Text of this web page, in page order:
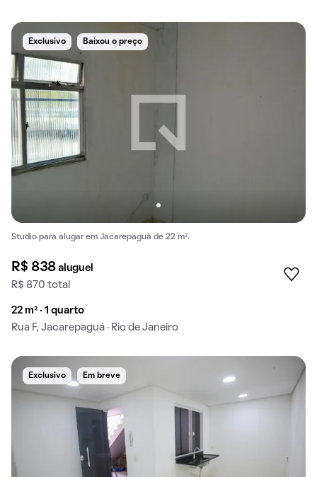
Exclusivo Baixou o preço
Studio para alugar em Jacarepaguá de 22 m².
R$ 838aluguel
R$ 870 total
22 m² · 1 quarto
Rua F, Jacarepaguá · Rio de Janeiro
Exclusivo Em breve